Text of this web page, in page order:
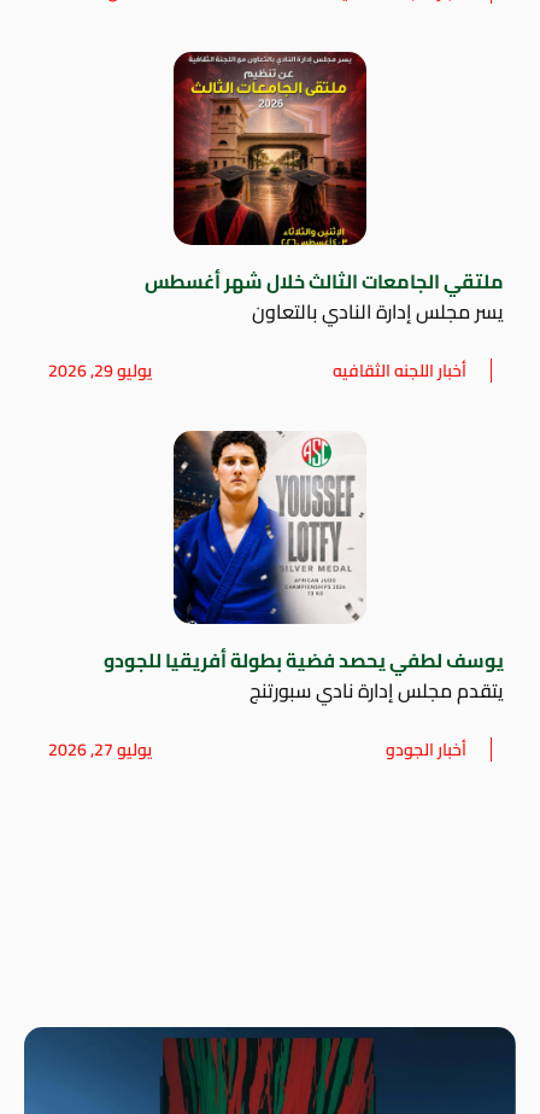
ملتقي الجامعات الثالث خلال شهر أغسطس
يسر مجلس إدارة النادي بالتعاون
أخبار اللجنه الثقافيه يوليو 29, 2026
يوسف لطفي يحصد فضية بطولة أفريقيا للجودو
يتقدم مجلس إدارة نادي سبورتنج
أخبار الجودو يوليو 27, 2026